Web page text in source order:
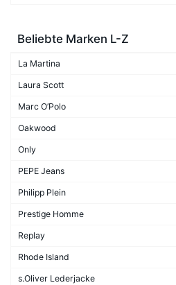
Beliebte Marken L-Z
La Martina
Laura Scott
Marc O’Polo
Oakwood
Only
PEPE Jeans
Philipp Plein
Prestige Homme
Replay
Rhode Island
s.Oliver Lederjacke